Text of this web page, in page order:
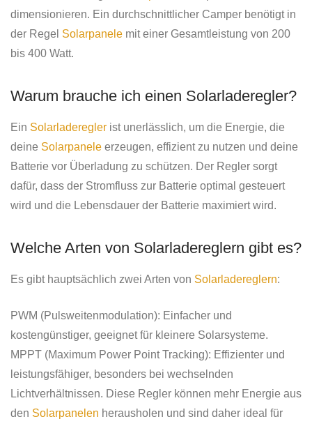
dimensionieren. Ein durchschnittlicher Camper benötigt in
der Regel Solarpanele mit einer Gesamtleistung von 200
bis 400 Watt.
Warum brauche ich einen Solarladeregler?
Ein Solarladeregler ist unerlässlich, um die Energie, die
deine Solarpanele erzeugen, effizient zu nutzen und deine
Batterie vor Überladung zu schützen. Der Regler sorgt
dafür, dass der Stromfluss zur Batterie optimal gesteuert
wird und die Lebensdauer der Batterie maximiert wird.
Welche Arten von Solarladereglern gibt es?
Es gibt hauptsächlich zwei Arten von Solarladereglern:
PWM (Pulsweitenmodulation): Einfacher und
kostengünstiger, geeignet für kleinere Solarsysteme.
MPPT (Maximum Power Point Tracking): Effizienter und
leistungsfähiger, besonders bei wechselnden
Lichtverhältnissen. Diese Regler können mehr Energie aus
den Solarpanelen herausholen und sind daher ideal für